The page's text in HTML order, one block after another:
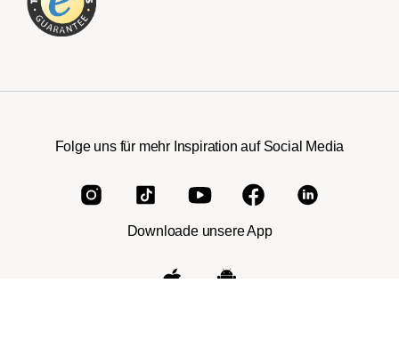
Folge uns für mehr Inspiration auf Social Media
Downloade unsere App